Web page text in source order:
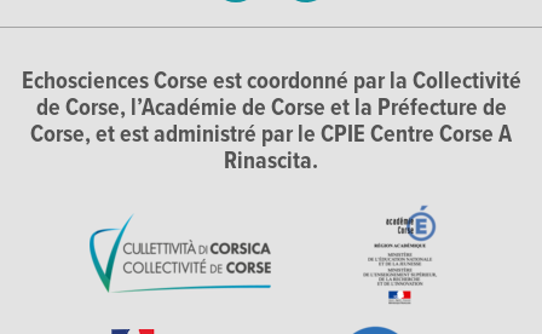
Echosciences Corse est coordonné par la Collectivité
de Corse, l’Académie de Corse et la Préfecture de
Corse, et est administré par le CPIE Centre Corse A
Rinascita.